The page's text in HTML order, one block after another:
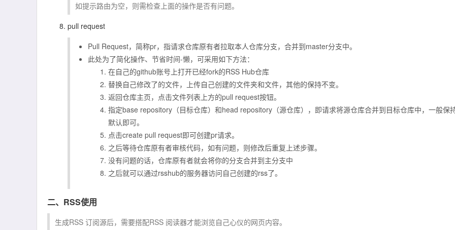
如提示路由为空，则需检查上面的操作是否有问题。
pull request
Pull Request，简称pr，指请求仓库原有者拉取本人仓库分支，合并到master分支中。
此处为了简化操作、节省时间-懒，可采用如下方法：
在自己的github账号上打开已经fork的RSS Hub仓库
替换自己修改了的文件，上传自己创建的文件夹和文件，其他的保持不变。
返回仓库主页，点击文件列表上方的pull request按钮。
指定base repository （目标仓库）和head repository （源仓库），即请求将源仓库合并到目标仓库中，一般保
默认即可。
点击create pull request即可创建pr请求。
之后等待仓库原有者审核代码，如有问题，则修改后重复上述步骤。
没有问题的话，仓库原有者就会将你的分支合并到主分支中
之后就可以通过rsshub的服务器访问自己创建的rss了。
二、RSS使用
生成RSS 订阅源后，需要搭配RSS 阅读器才能浏览自己心仪的网页内容。